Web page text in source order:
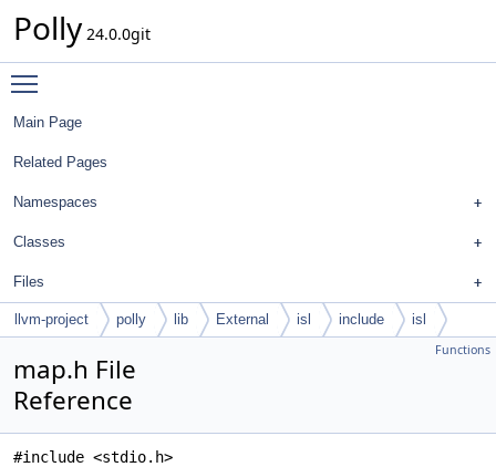
Polly 24.0.0git
Main Page
Related Pages
Namespaces
Classes
Files
llvm-project polly lib External isl include isl
Functions
map.h File
Reference
#include <stdio.h>